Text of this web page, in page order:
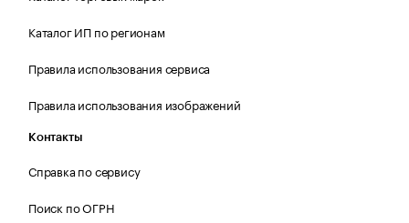
Каталог ИП по регионам
Правила использования сервиса
Правила использования изображений
Контакты
Справка по сервису
Поиск по ОГРН